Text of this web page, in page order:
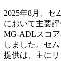
2025年8月、セ
において主要
MG-ADLスコア
しました。セ
提供は、主にリ